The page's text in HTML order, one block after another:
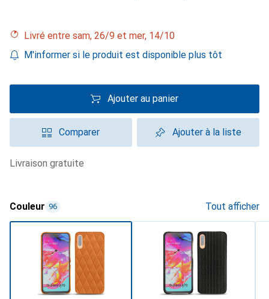
Livré entre sam, 26/9 et mer, 14/10
M'informer si le produit est disponible plus tôt
Ajouter au panier
Comparer Ajouter à la liste
livraison gratuite
Couleur 96 Tout afficher